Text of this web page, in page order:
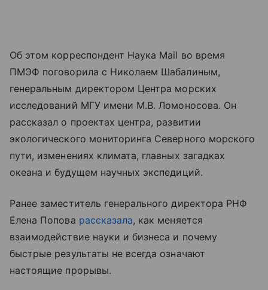
Об этом корреспондент Наука Mail во время
ПМЭФ поговорила с Николаем Шабалиным,
генеральным директором Центра морских
исследований МГУ имени М.В. Ломоносова. Он
рассказал о проектах центра, развитии
экологического мониторинга Северного морского
пути, изменениях климата, главных загадках
океана и будущем научных экспедиций.
Ранее заместитель генерального директора РНФ
Елена Попова рассказала, как меняется
взаимодействие науки и бизнеса и почему
быстрые результаты не всегда означают
настоящие прорывы.